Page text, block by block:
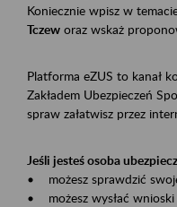
Koniecznie wpisz w
Tczew oraz wskaż
Platforma eZUS to kanał
Zakładem Ubezpieczeń
spraw załatwisz przez
Jeśli jesteś osoba
• możesz sprawdzić
• możesz wysłać wnioski